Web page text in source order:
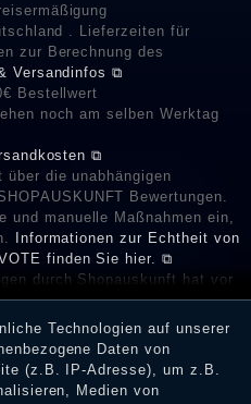
. Lieferzeiten für
zur Berechnung des
Versandinfos ⧉
Bestellwert
noch am selben Werktag
⧉
die unabhängigen
Bewertungen.
und manuelle Maßnahmen ein,
Informationen zur Echtheit von
finden Sie hier. ⧉
durch Shopauskunft hat vor
Die Bewertungen
die die Ware oder
oder genutzt haben. Nach
Mail können Händler die
die erfolgte Verifizierung im
Technologien auf unserer
Daten von
(z.B. IP-Adresse), um z.B.
Medien von